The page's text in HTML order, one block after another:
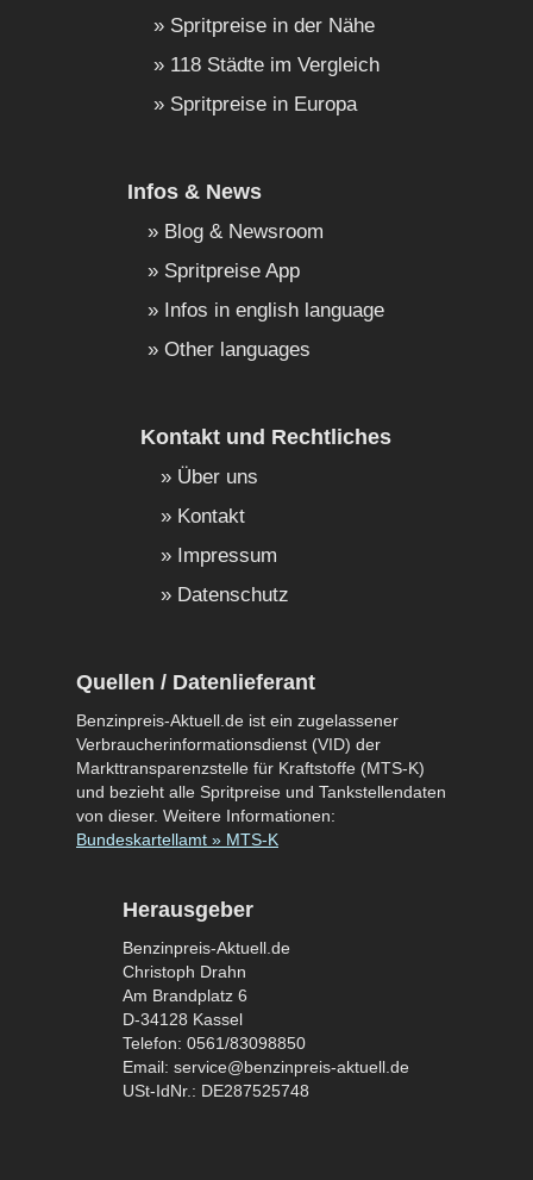
Spritpreise in der Nähe
118 Städte im Vergleich
Spritpreise in Europa
Infos & News
Blog & Newsroom
Spritpreise App
Infos in english language
Other languages
Kontakt und Rechtliches
Über uns
Kontakt
Impressum
Datenschutz
Quellen / Datenlieferant
Benzinpreis-Aktuell.de ist ein zugelassener
Verbraucherinformationsdienst (VID) der
Markttransparenzstelle für Kraftstoffe (MTS-K)
und bezieht alle Spritpreise und Tankstellendaten
von dieser. Weitere Informationen:
Bundeskartellamt » MTS-K
Herausgeber
Benzinpreis-Aktuell.de
Christoph Drahn
Am Brandplatz 6
D-34128 Kassel
Telefon: 0561/83098850
Email: service@benzinpreis-aktuell.de
USt-IdNr.: DE287525748